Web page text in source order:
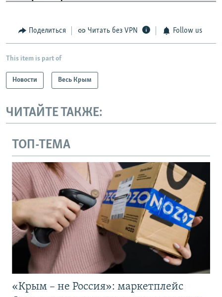
Поделиться Читать без VPN Follow us
This item is part of
Новости Весь Крым
ЧИТАЙТЕ ТАКЖЕ:
ТОП-ТЕМА
«Крым – не Россия»: маркетплейс